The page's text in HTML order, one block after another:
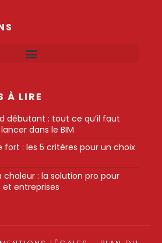
À LIRE
débutant : tout ce qu’il faut
dans le BIM
fort : les 5 critères pour un choix
chaleur : la solution pro pour
entreprises